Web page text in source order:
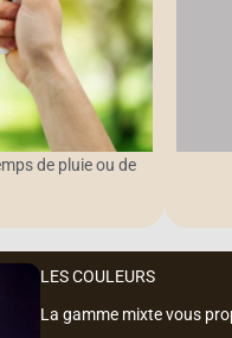
de pluie ou de
LES COULEURS
La gamme mixte vous